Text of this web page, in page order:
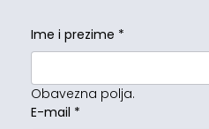
Ime i prezime *
Obavezna polja.
E-mail *